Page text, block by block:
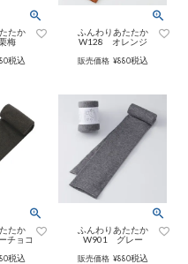
ッグ一覧
カーディガン
カラーブラウス
ふんわりあたたか
（ボーダー）
（綿56%、アクリル24%、
ナイロン16%、ポリウレタン4%）
絹プラス（ボーダー）
（レーヨン76%、
ポリエステル18%、
シルク4%
ポリウレタン2%）
覧
たか
梅
税込
ふんわりあたたか
W128 オレンジ
販売価格 ¥880税込
たか
チョコ
税込
ふんわりあたたか
W901 グレー
販売価格 ¥880税込